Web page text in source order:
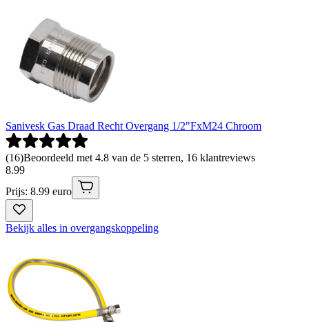
Sanivesk Gas Draad Recht Overgang 1/2"FxM24 Chroom
(16)Beoordeeld met 4.8 van de 5 sterren, 16 klantreviews
8.99
Prijs: 8.99 euro
Bekijk alles in overgangskoppeling